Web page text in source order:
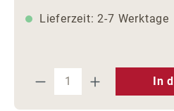
Lieferzeit: 2-7 Werktage
Produkt Anzahl: In